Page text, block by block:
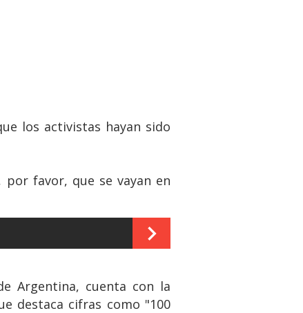
los activistas hayan sido
favor, que se vayan en
Argentina, cuenta con la
destaca cifras como "100